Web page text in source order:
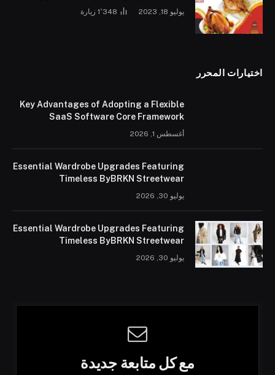
يوليو 18, 2023 1٬348 زيارة
اختيارات المحرر
Key Advantages of Adopting a Flexible
SaaS Software Core Framework
أغسطس 1, 2026
Essential Wardrobe Upgrades Featuring
Timeless ByBRKN Streetwear
يوليو 30, 2026
Essential Wardrobe Upgrades Featuring
Timeless ByBRKN Streetwear
يوليو 30, 2026
مع كل متابعة جديدة